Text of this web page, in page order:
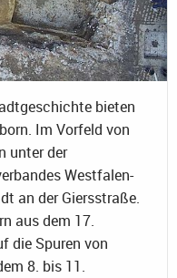
bieten
Im Vorfeld von
unter der
Westfalen-
an der Giersstraße.
aus dem 17.
die Spuren von
8. bis 11.